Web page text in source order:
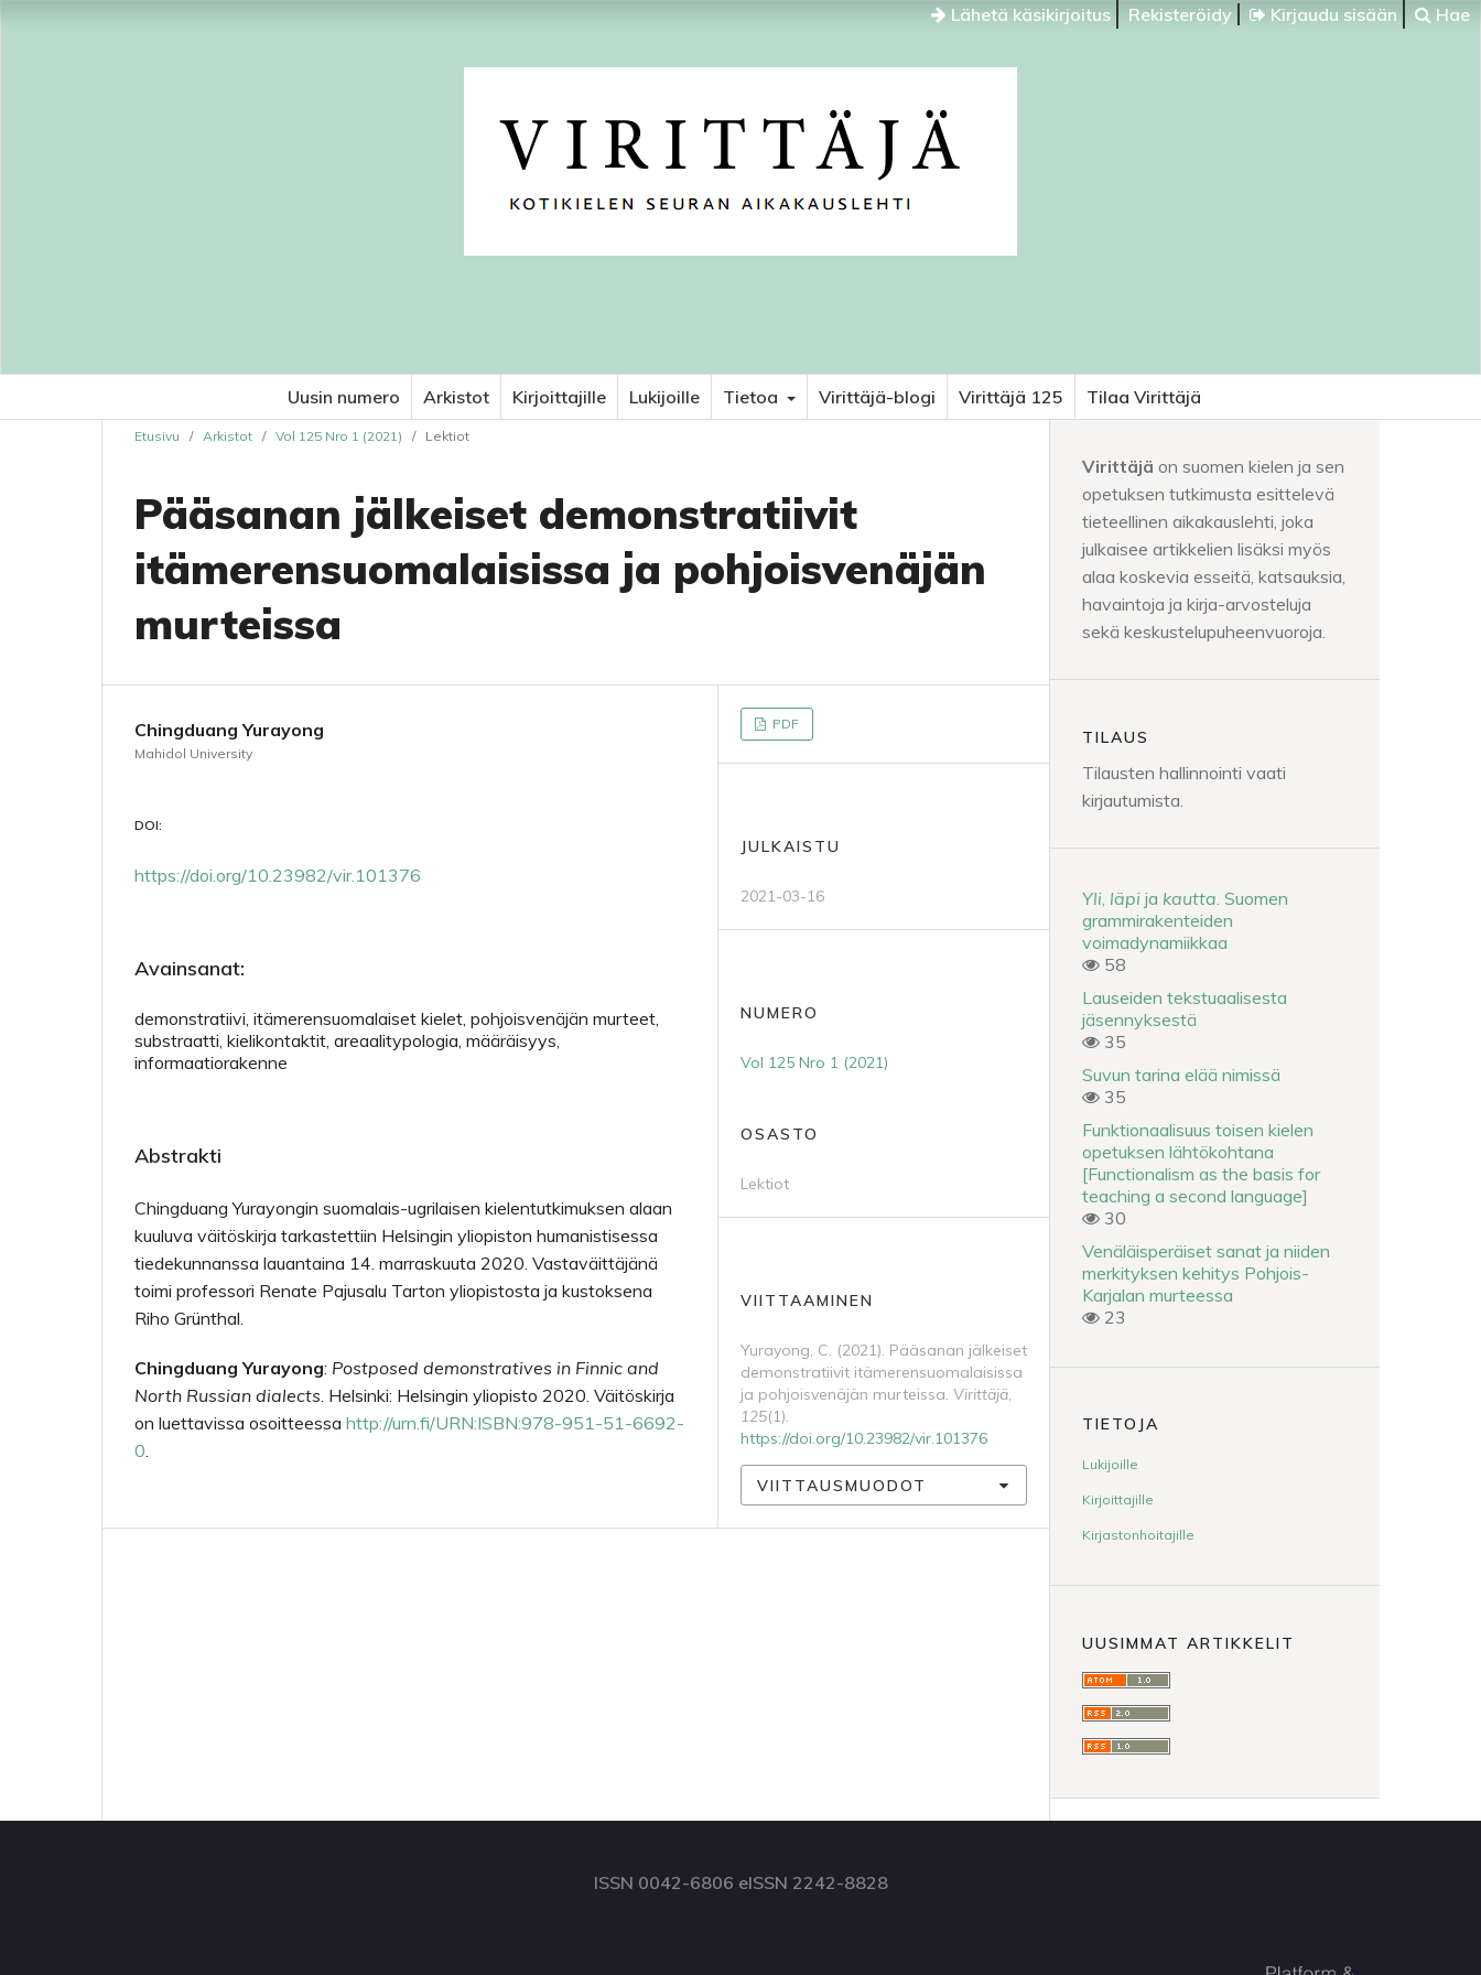
Lähetä käsikirjoitus Rekisteröidy Kirjaudu sisään Hae
Uusin numero Arkistot Kirjoittajille Lukijoille Tietoa Virittäjä-blogi Virittäjä 125 Tilaa Virittäjä
Etusivu / Arkistot / Vol 125 Nro 1 (2021) / Lektiot
Pääsanan jälkeiset demonstratiivit
itämerensuomalaisissa ja pohjoisvenäjän
murteissa
Chingduang Yurayong
Mahidol University
DOI:
https://doi.org/10.23982/vir.101376
Avainsanat:
demonstratiivi, itämerensuomalaiset kielet, pohjoisvenäjän murteet,
substraatti, kielikontaktit, areaalitypologia, määräisyys,
informaatiorakenne
Abstrakti
Chingduang Yurayongin suomalais-ugrilaisen kielentutkimuksen alaan
kuuluva väitöskirja tarkastettiin Helsingin yliopiston humanistisessa
tiedekunnanssa lauantaina 14. marraskuuta 2020. Vastaväittäjänä
toimi professori Renate Pajusalu Tarton yliopistosta ja kustoksena
Riho Grünthal.
Chingduang Yurayong: Postposed demonstratives in Finnic and
North Russian dialects. Helsinki: Helsingin yliopisto 2020. Väitöskirja
on luettavissa osoitteessa http://urn.fi/URN:ISBN:978-951-51-6692-
0.
PDF
JULKAISTU
2021-03-16
NUMERO
Vol 125 Nro 1 (2021)
OSASTO
Lektiot
VIITTAAMINEN
Yurayong, C. (2021). Pääsanan jälkeiset
demonstratiivit itämerensuomalaisissa
ja pohjoisvenäjän murteissa. Virittäjä,
125(1).
https://doi.org/10.23982/vir.101376
VIITTAUSMUODOT
Virittäjä on suomen kielen ja sen
opetuksen tutkimusta esittelevä
tieteellinen aikakauslehti, joka
julkaisee artikkelien lisäksi myös
alaa koskevia esseitä, katsauksia,
havaintoja ja kirja-arvosteluja
sekä keskustelupuheenvuoroja.
TILAUS
Tilausten hallinnointi vaati
kirjautumista.
Yli läpi ja kautta . Suomen
grammirakenteiden
voimadynamiikkaa
58
Lauseiden tekstuaalisesta
jäsennyksestä
35
Suvun tarina elää nimissä
35
Funktionaalisuus toisen kielen
opetuksen lähtökohtana
[Functionalism as the basis for
teaching a second language]
30
Venäläisperäiset sanat ja niiden
merkityksen kehitys Pohjois-
Karjalan murteessa
23
TIETOJA
Lukijoille
Kirjoittajille
Kirjastonhoitajille
UUSIMMAT ARTIKKELIT
ISSN 0042-6806 eISSN 2242-8828